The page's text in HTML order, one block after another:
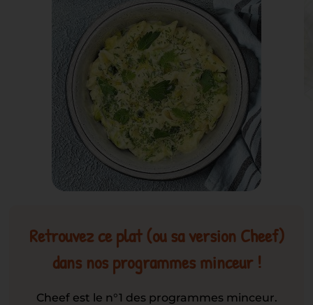
Retrouvez ce plat (ou sa version Cheef)
dans nos programmes minceur !
Cheef est le n°1 des programmes minceur.